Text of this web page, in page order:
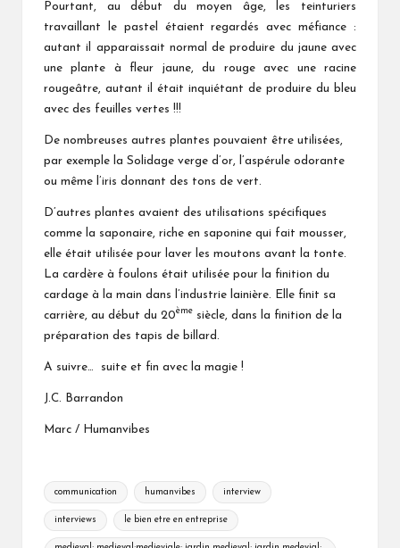
Pourtant, au début du moyen âge, les teinturiers
travaillant le pastel étaient regardés avec méfiance :
autant il apparaissait normal de produire du jaune avec
une plante à fleur jaune, du rouge avec une racine
rougeâtre, autant il était inquiétant de produire du bleu
avec des feuilles vertes !!!
De nombreuses autres plantes pouvaient être utilisées,
par exemple la Solidage verge d’or, l’aspérule odorante
ou même l’iris donnant des tons de vert.
D’autres plantes avaient des utilisations spécifiques
comme la saponaire, riche en saponine qui fait mousser,
elle était utilisée pour laver les moutons avant la tonte.
La cardère à foulons était utilisée pour la finition du
cardage à la main dans l’industrie lainière. Elle finit sa
carrière, au début du 20ème siècle, dans la finition de la
préparation des tapis de billard.
A suivre… suite et fin avec la magie !
J.C. Barrandon
Marc / Humanvibes
Tags:
communication humanvibes interview
interviews le bien etre en entreprise